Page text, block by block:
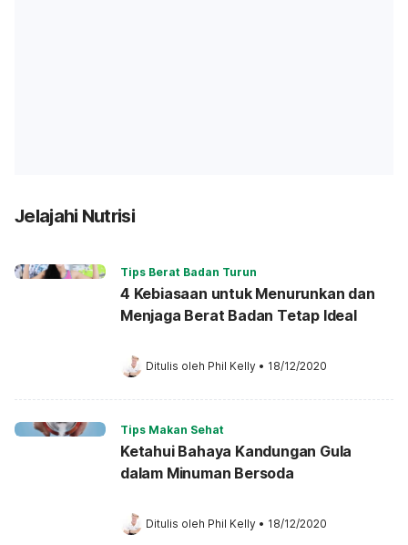
Jelajahi Nutrisi
Tips Berat Badan Turun
4 Kebiasaan untuk Menurunkan dan
Menjaga Berat Badan Tetap Ideal
Ditulis oleh Phil Kelly • 18/12/2020
Tips Makan Sehat
Ketahui Bahaya Kandungan Gula
dalam Minuman Bersoda
Ditulis oleh Phil Kelly • 18/12/2020